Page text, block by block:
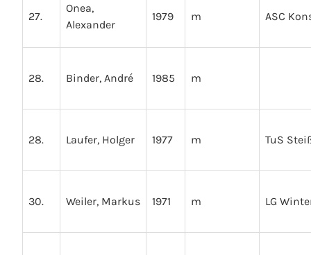
27.
Onea,
Alexander
1979 m ASC
28. Binder, André 1985 m
28. Laufer, Holger 1977 m TuS
30. Weiler, Markus 1971 m LG